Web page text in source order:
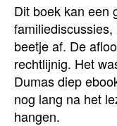
Dit boek kan een
beetje af. De
rechtlijnig. Het
Dumas diep
nog lang na het
hangen.